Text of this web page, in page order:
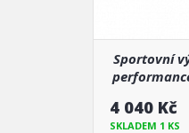
Sportovní
4 040 Kč
SKLADEM 1 KS